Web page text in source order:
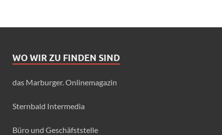
WO WIR ZU FINDEN SIND
das Marburger. Onlinemagazin
Sternbald Intermedia
Büro und Geschäfststelle